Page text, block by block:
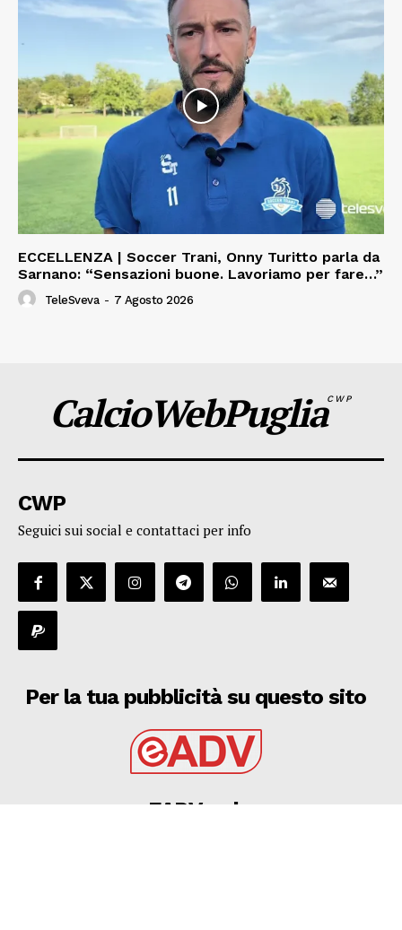
ECCELLENZA | Soccer Trani, Onny Turitto parla da
Sarnano: “Sensazioni buone. Lavoriamo per fare…”
TeleSveva - 7 Agosto 2026
CalcioWebPugliaCWP
CWP
Seguici sui social e contattaci per info
Per la tua pubblicità su questo sito
EADV s.r.l.